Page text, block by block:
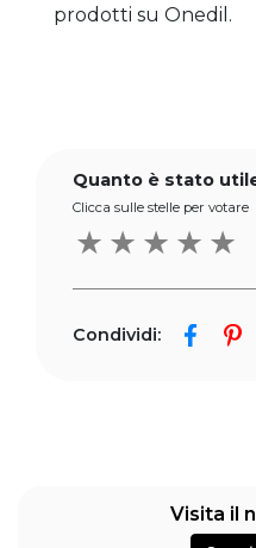
prodotti su Onedil.
Quanto è stato
Clicca sulle stelle per votare
★ ★ ★ ★ ★
Condividi:
Visita il